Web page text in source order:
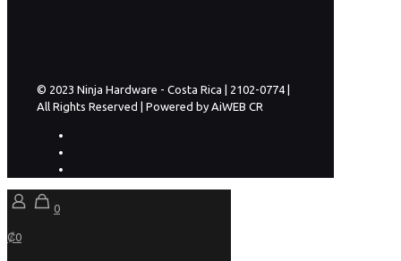
© 2023 Ninja Hardware - Costa Rica | 2102-0774 |
All Rights Reserved | Powered by AiWEB CR
0
₡0